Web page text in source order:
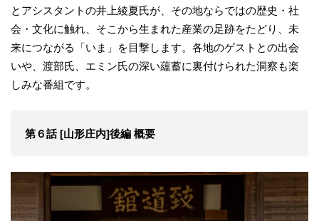
とアシスタントの井上綾夏氏が、その地ならではの歴史・社
会・文化に触れ、そこから生まれた産業の足跡をたどり、未
来につながる「いま」を目撃します。各地のゲストとの出会
いや、渡部氏、エミン氏の深い蘊蓄に裏付けられた洞察も楽
しみな番組です。
第６話 [山形庄内]後編 概要